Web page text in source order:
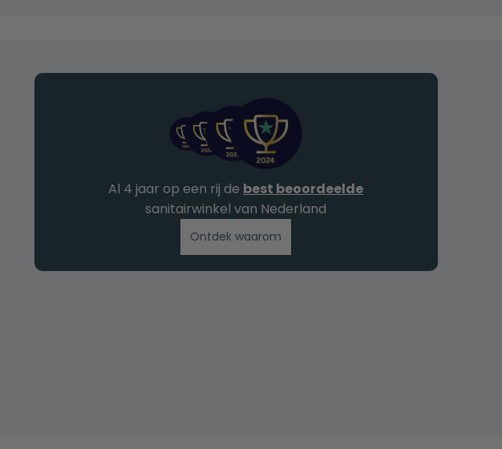
Al 4 jaar op een rij de best beoordeelde
sanitairwinkel van Nederland
Ontdek waarom